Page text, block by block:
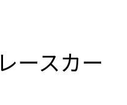
レースカー